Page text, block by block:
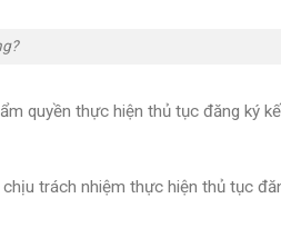
quyền thực hiện thủ tục đăng ký
trách nhiệm thực hiện thủ tục